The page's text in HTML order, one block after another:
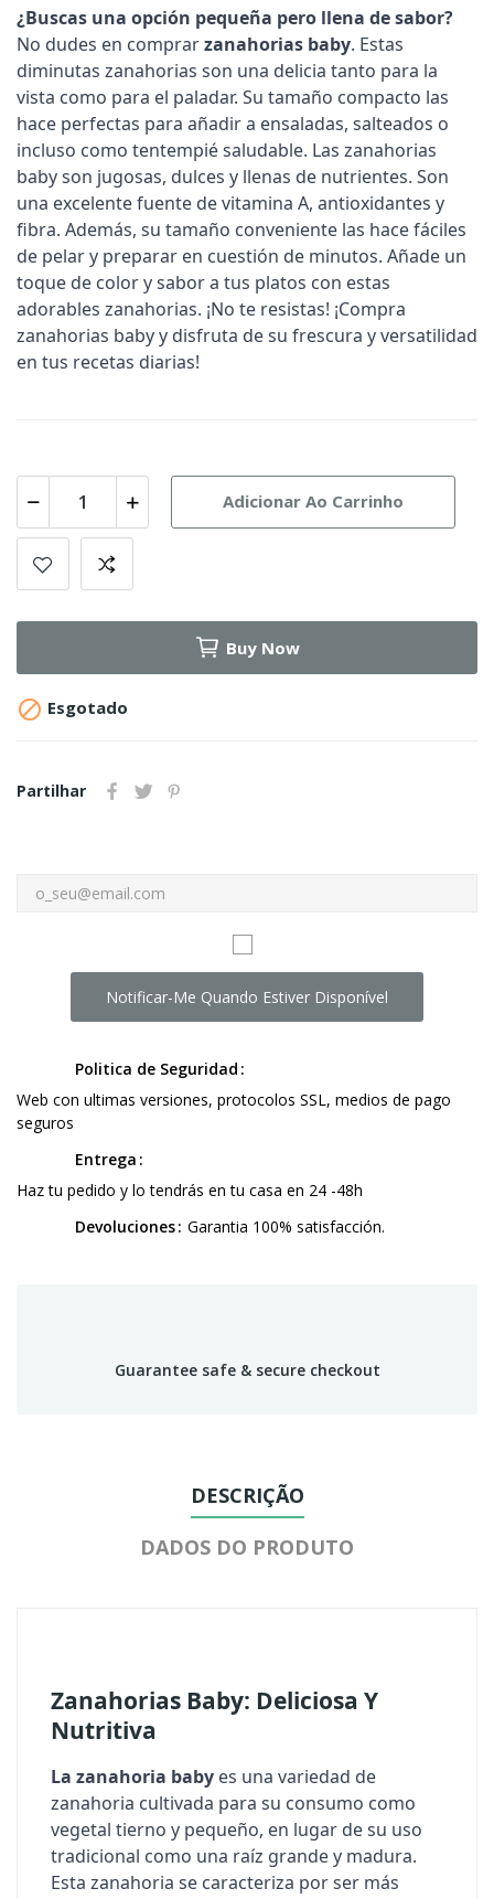
¿Buscas una opción pequeña pero llena de sabor?
No dudes en comprarzanahorias baby. Estas
diminutas zanahorias son una delicia tanto para la
vista como para el paladar. Su tamaño compacto las
hace perfectas para añadir a ensaladas, salteados o
incluso como tentempié saludable. Las zanahorias
baby son jugosas, dulces y llenas de nutrientes. Son
una excelente fuente de vitamina A, antioxidantes y
fibra. Además, su tamaño conveniente las hace fáciles
de pelar y preparar en cuestión de minutos. Añade un
toque de color y sabor a tus platos con estas
adorables zanahorias. ¡No te resistas! ¡Compra
zanahorias baby y disfruta de su frescura y versatilidad
en tus recetas diarias!
Adicionar Ao Carrinho
Buy Now
 Esgotado
Partilhar
Notificar-Me Quando Estiver Disponível
Politica de Seguridad
Web con ultimas versiones, protocolos SSL, medios de pago
seguros
Entrega
Haz tu pedido y lo tendrás en tu casa en 24 -48h
Devoluciones Garantia 100% satisfacción.
Guarantee safe & secure checkout
DESCRIÇÃO
DADOS DO PRODUTO
Zanahorias Baby: Deliciosa Y
Nutritiva
La zanahoria baby es una variedad de
zanahoria cultivada para su consumo como
vegetal tierno y pequeño, en lugar de su uso
tradicional como una raíz grande y madura.
Esta zanahoria se caracteriza por ser más